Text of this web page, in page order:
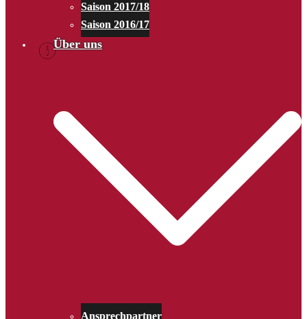
Saison 2017/18
Saison 2016/17
Über uns
Ansprechpartner